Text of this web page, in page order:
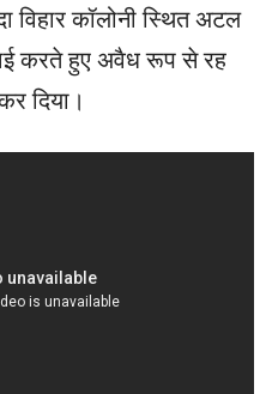
विहार कॉलोनी स्थित अटल
करते हुए अवैध रूप से रह
दिया।